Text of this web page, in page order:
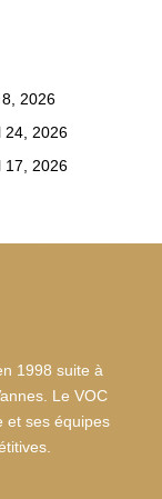
2026
24, 2026
17, 2026
1998 suite à
Le VOC
et ses équipes